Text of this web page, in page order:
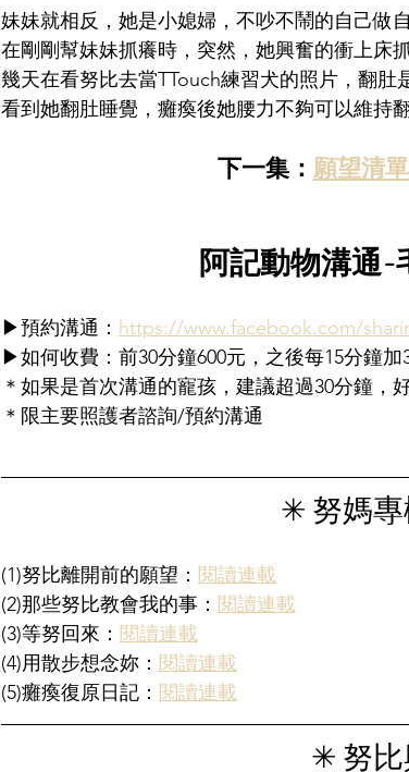
妹妹就相反，她是小媳婦，不吵不鬧的自己做
在剛剛幫妹妹抓癢時，突然，她興奮的衝上床
幾天在看努比去當TTouch練習犬的照片，翻
看到她翻肚睡覺，癱瘓後她腰力不夠可以維持
下一集： 願望清
阿記動物溝通-
▶︎預約溝通： https://www.facebook.com/
▶︎如何收費：前30分鐘600元，之後每15分鐘加
＊如果是首次溝通的寵孩，建議超過30分鐘，
＊限主要照護者諮詢/預約溝通
✳︎ 努媽
(1)努比離開前的願望： 閱讀連載
(2)那些努比教會我的事： 閱讀連載
(3)等努回來： 閱讀連載
(4)用散步想念妳： 閱讀連載
(5)癱瘓復原日記： 閱讀連載
✳︎ 努